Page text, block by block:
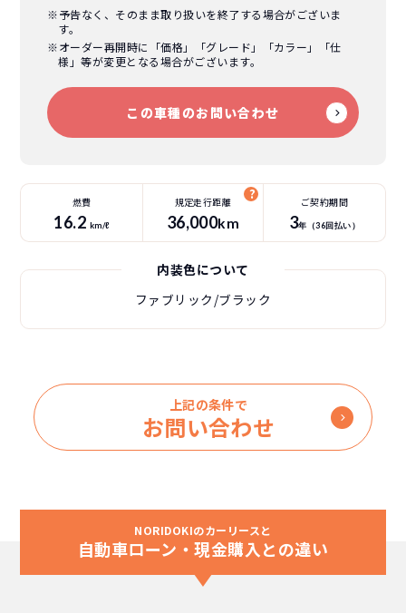
※予告なく、そのまま取り扱いを終了する場合がございま
す。
※オーダー再開時に「価格」「グレード」「カラー」「仕
様」等が変更となる場合がございます。
この車種のお問い合わせ
燃費
16.2 km/ℓ
規定走行距離
36,000km
ご契約期間
3年（36回払い）
内装色について
ファブリック/ブラック
上記の条件で
お問い合わせ
NORIDOKIのカーリースと
自動車ローン・現金購入との違い